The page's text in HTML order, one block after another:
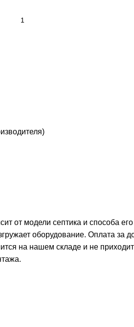
от модели септика и способа
оборудование. Оплата за
на нашем складе и не